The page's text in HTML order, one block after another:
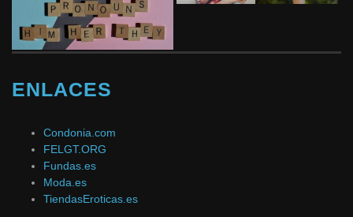
ENLACES
Condonia.com
FELGT.ORG
Fundas.es
Moda.es
TiendasEroticas.es